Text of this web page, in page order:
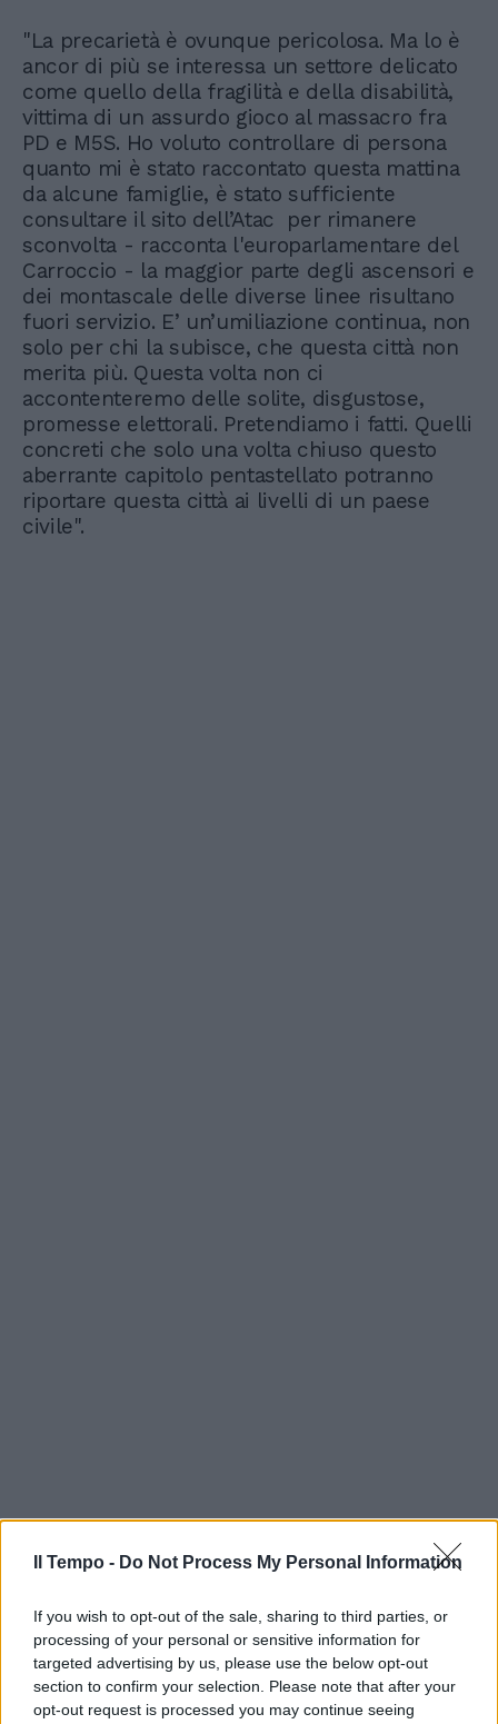
Il Tempo - Do Not Process My Personal Information
If you wish to opt-out of the sale, sharing to third parties, or
processing of your personal or sensitive information for
targeted advertising by us, please use the below opt-out
section to confirm your selection. Please note that after your
opt-out request is processed you may continue seeing
"La precarietà è ovunque pericolosa. Ma lo è
ancor di più se interessa un settore delicato
come quello della fragilità e della disabilità,
vittima di un assurdo gioco al massacro fra
PD e M5S. Ho voluto controllare di persona
quanto mi è stato raccontato questa mattina
da alcune famiglie, è stato sufficiente
consultare il sito dell’Atac per rimanere
sconvolta - racconta l'europarlamentare del
Carroccio - la maggior parte degli ascensori e
dei montascale delle diverse linee risultano
fuori servizio. E’ un’umiliazione continua, non
solo per chi la subisce, che questa città non
merita più. Questa volta non ci
accontenteremo delle solite, disgustose,
promesse elettorali. Pretendiamo i fatti. Quelli
concreti che solo una volta chiuso questo
aberrante capitolo pentastellato potranno
riportare questa città ai livelli di un paese
civile".